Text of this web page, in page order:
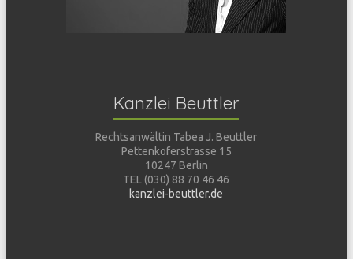
Kanzlei Beuttler
Rechtsanwältin Tabea J. Beuttler
Pettenkoferstrasse 15
10247 Berlin
TEL (030) 88 70 46 46
kanzlei-beuttler.de